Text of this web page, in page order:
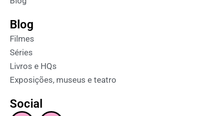
Blog
Filmes
Séries
Livros e HQs
Exposições, museus e teatro
Social